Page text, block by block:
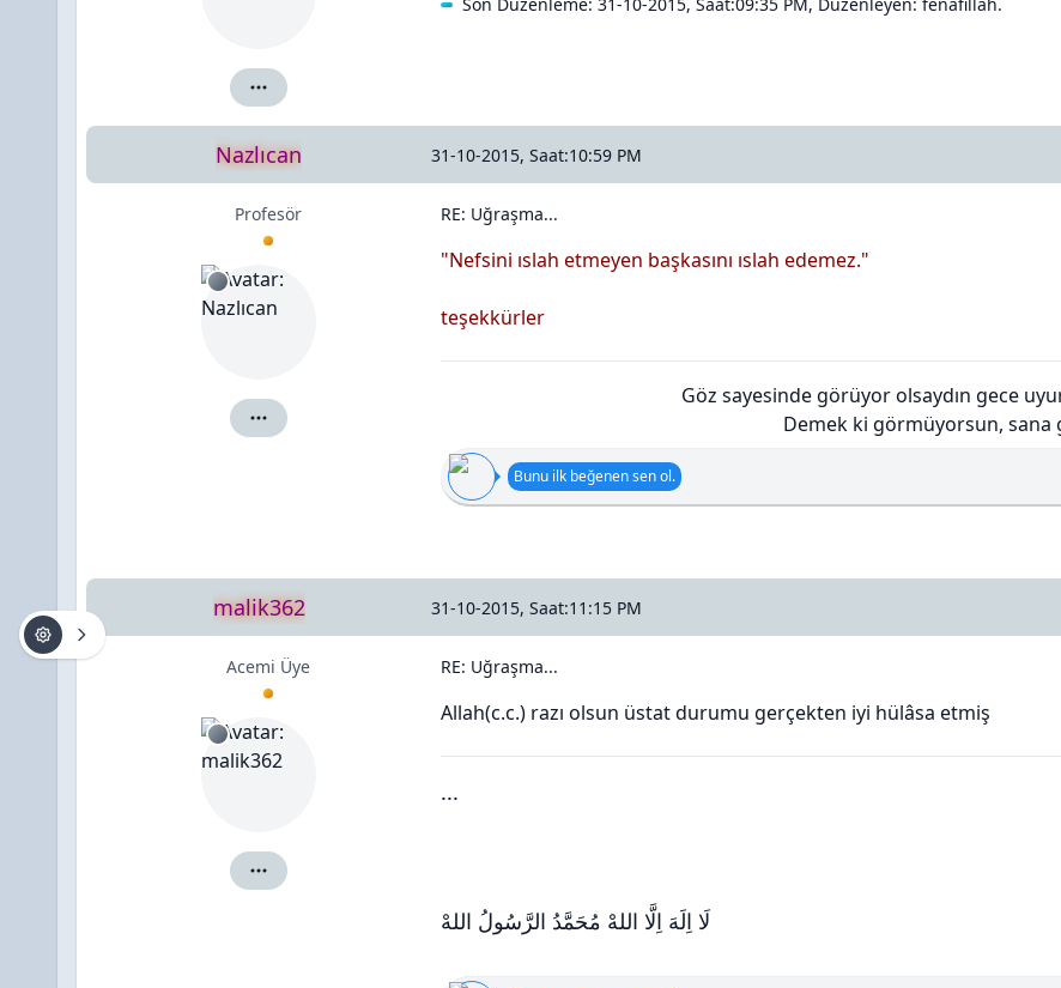
fenafillah için ayrıntılar
Nazlıcan 31-10-2015, Saat:10:59 PM
Profesör
Nazlıcan için ayrıntılar
RE: Uğraşma...
"Nefsini ıslah etmeyen başkasını ıslah edemez."
teşekkürler
Göz sayesinde görüyor olsaydın gece
Demek ki görmüyorsun, sana
Bunu ilk beğenen sen ol.
malik362 31-10-2015, Saat:11:15 PM
Acemi Üye
malik362 için ayrıntılar
RE: Uğraşma...
Allah(c.c.) razı olsun üstat durumu gerçekten iyi hülâsa etmiş
...
لَا اِلَهَ اِلَّا اللهْ مُحَمَّدُ الرَّسُولُ اللهْ